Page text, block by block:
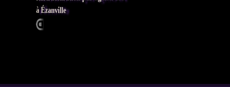
à Ézanville